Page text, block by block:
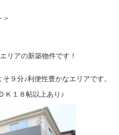
＞
リアの新築物件です！
９分♪利便性豊かなエリアです。
Ｋ１８帖以上あり♪